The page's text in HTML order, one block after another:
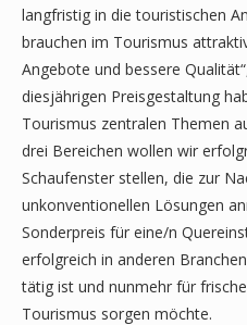
langfristig in die touristischen
brauchen im Tourismus
Angebote und bessere
diesjährigen Preisgestaltung
Tourismus zentralen Themen
drei Bereichen wollen wir
Schaufenster stellen, die zur
unkonventionellen Lösungen
Sonderpreis für eine/n
erfolgreich in anderen
tätig ist und nunmehr für
Tourismus sorgen möchte.